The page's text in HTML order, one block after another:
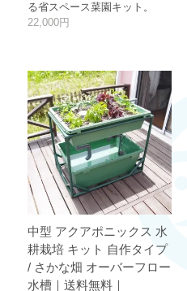
る省スペース菜園キット。
22,000円
中型 アクアポニックス 水
耕栽培 キット 自作タイプ
/ さかな畑 オーバーフロー
水槽｜送料無料｜